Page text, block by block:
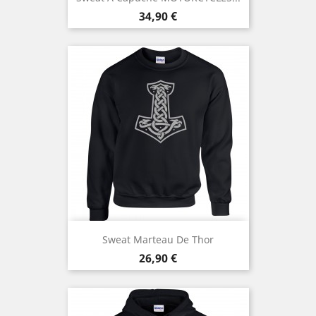
Prix
34,90 €
Sweat Marteau De Thor
Prix
26,90 €